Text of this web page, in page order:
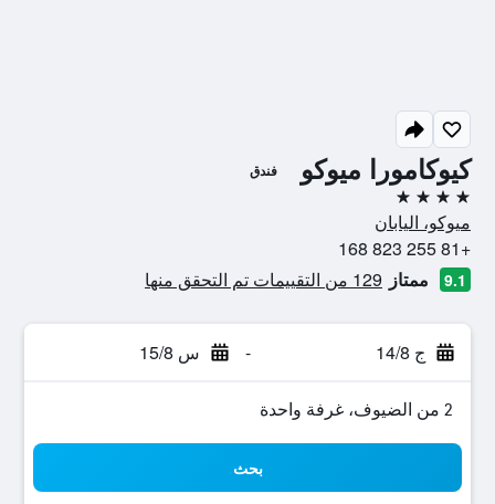
كيوكامورا ميوكو فندق
4 نجوم
ميوكو، اليابان
+81 255 823 168
9.1 ممتاز 129 من التقييمات تم التحقق منها
ج 14/8 - س 15/8
2 من الضيوف، غرفة واحدة
بحث